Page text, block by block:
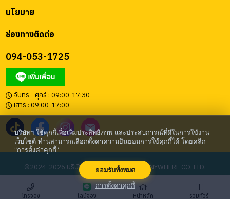
ช่องทางติดต่อ
094-053-1725
จันทร์ - ศุกร์ : 09:00-17:30
เสาร์ : 09:00-17:00
นโยบาย
©2024-2026 บริษัท โก เอนี่แวร์ จำกัด | GO ANYWHERE CO.,LTD.
โทรจอง ไลน์จอง หน้าหลัก รวมทัวร์
บริษัทฯ ใช้คุกกี้เพื่อเพิ่มประสิทธิภาพ และประสบการณ์ที่ดีในการใช้งาน
เว็บไซต์ ท่านสามารถเลือกตั้งค่าความยินยอมการใช้คุกกี้ได้ โดยคลิก
"การตั้งค่าคุกกี้"
ยอมรับทั้งหมด
การตั้งค่าคุกกี้